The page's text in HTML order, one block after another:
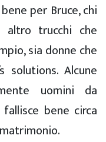
per Bruce, chi
altro trucchi che
sia donne che
solutions. Alcune
uomini da
bene circa